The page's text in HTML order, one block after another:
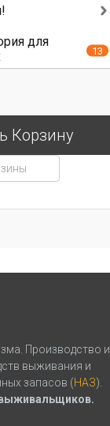
для
13
Корзину
Производство и
выживания и
запасов (НАЗ).